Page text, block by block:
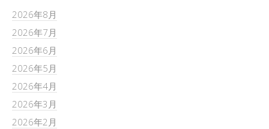
2026年8月
2026年7月
2026年6月
2026年5月
2026年4月
2026年3月
2026年2月